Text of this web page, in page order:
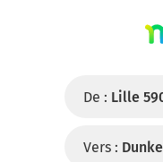
De : Lille
Vers :